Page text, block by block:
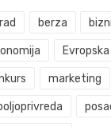
berza
marketing